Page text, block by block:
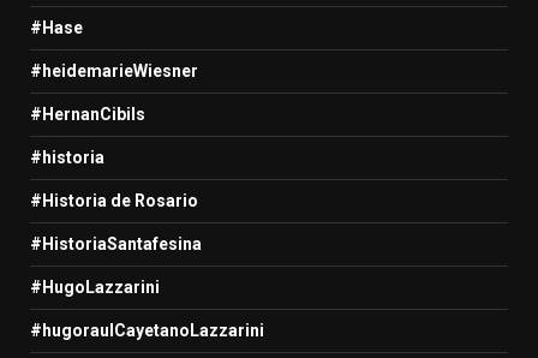
#Hase
#heidemarieWiesner
#HernanCibils
#historia
#Historia de Rosario
#HistoriaSantafesina
#HugoLazzarini
#hugoraulCayetanoLazzarini